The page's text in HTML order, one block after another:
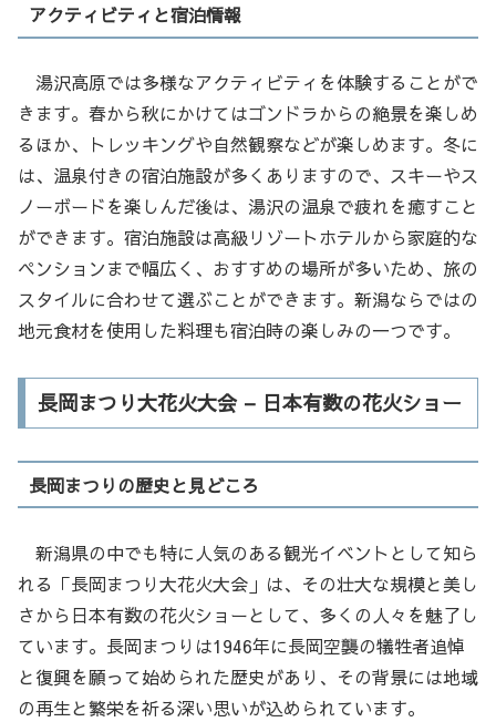
アクティビティと宿泊情報
湯沢高原では多様なアクティビティを体験することがで
きます。春から秋にかけてはゴンドラからの絶景を楽しめ
るほか、トレッキングや自然観察などが楽しめます。冬に
は、温泉付きの宿泊施設が多くありますので、スキーやス
ノーボードを楽しんだ後は、湯沢の温泉で疲れを癒すこと
ができます。宿泊施設は高級リゾートホテルから家庭的な
ペンションまで幅広く、おすすめの場所が多いため、旅の
スタイルに合わせて選ぶことができます。新潟ならではの
地元食材を使用した料理も宿泊時の楽しみの一つです。
長岡まつり大花火大会 – 日本有数の花火ショー
長岡まつりの歴史と見どころ
新潟県の中でも特に人気のある観光イベントとして知ら
れる「長岡まつり大花火大会」は、その壮大な規模と美し
さから日本有数の花火ショーとして、多くの人々を魅了し
ています。長岡まつりは1946年に長岡空襲の犠牲者追悼
と復興を願って始められた歴史があり、その背景には地域
の再生と繁栄を祈る深い思いが込められています。